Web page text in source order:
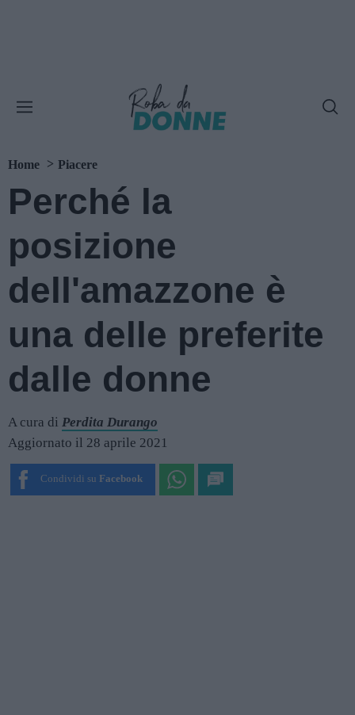
Home Piacere
Perché la
posizione
dell'amazzone è
una delle preferite
dalle donne
A cura di Perdita Durango
Aggiornato il 28 aprile 2021
Condividi su Facebook